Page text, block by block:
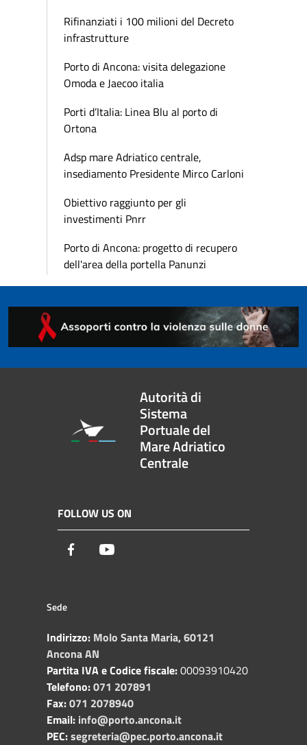
Rifinanziati i 100 milioni del Decreto
infrastrutture
Porto di Ancona: visita delegazione
Omoda e Jaecoo italia
Porti d’Italia: Linea Blu al porto di
Ortona
Adsp mare Adriatico centrale,
insediamento Presidente Mirco Carloni
Obiettivo raggiunto per gli
investimenti Pnrr
Porto di Ancona: progetto di recupero
dell'area della portella Panunzi
Autorità di
Sistema
Portuale del
Mare Adriatico
Centrale
FOLLOW US ON
Facebook
Sede
Indirizzo: Molo Santa Maria, 60121
Ancona AN
Partita IVA e Codice fiscale:00093910420
Telefono:071 207891
Fax:071 2078940
Email: info@porto.ancona.it
PEC:segreteria@pec.porto.ancona.it